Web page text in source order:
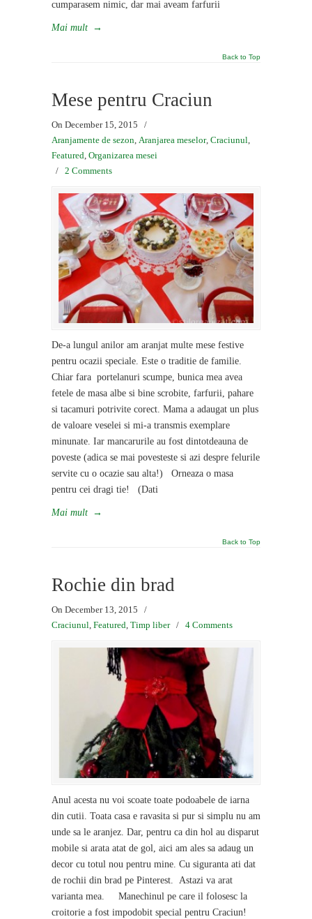
cumparasem nimic, dar mai aveam farfurii
Mai mult →
Back to Top
Mese pentru Craciun
On December 15, 2015
/
Aranjamente de sezon Aranjarea meselor, Craciunul
Featured Organizarea mesei
/ 2 Comments
De-a lungul anilor am aranjat multe mese festive
pentru ocazii speciale. Este o traditie de familie.
Chiar fara portelanuri scumpe, bunica mea avea
fetele de masa albe si bine scrobite, farfurii, pahare
si tacamuri potrivite corect. Mama a adaugat un plus
de valoare veselei si mi-a transmis exemplare
minunate. Iar mancarurile au fost dintotdeauna de
poveste (adica se mai povesteste si azi despre felurile
servite cu o ocazie sau alta!) Orneaza o masa
pentru cei dragi tie! (Dati
Mai mult →
Back to Top
Rochie din brad
On December 13, 2015
/
Craciunul, Featured, Timp liber / 4 Comments
Anul acesta nu voi scoate toate podoabele de iarna
din cutii. Toata casa e ravasita si pur si simplu nu am
unde sa le aranjez. Dar, pentru ca din hol au disparut
mobile si arata atat de gol, aici am ales sa adaug un
decor cu totul nou pentru mine. Cu siguranta ati dat
de rochii din brad pe Pinterest. Astazi va arat
varianta mea. Manechinul pe care il folosesc la
croitorie a fost impodobit special pentru Craciun!